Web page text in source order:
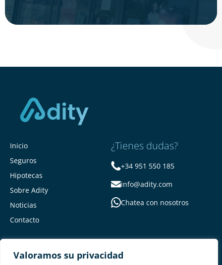
Valoramos su privacidad
Inicio
Seguros
Hipotecas
Sobre Adity
Noticias
Contacto
¿Tienes dudas?
+34 951 550 185
info@adity.com
Chatea con nosotros